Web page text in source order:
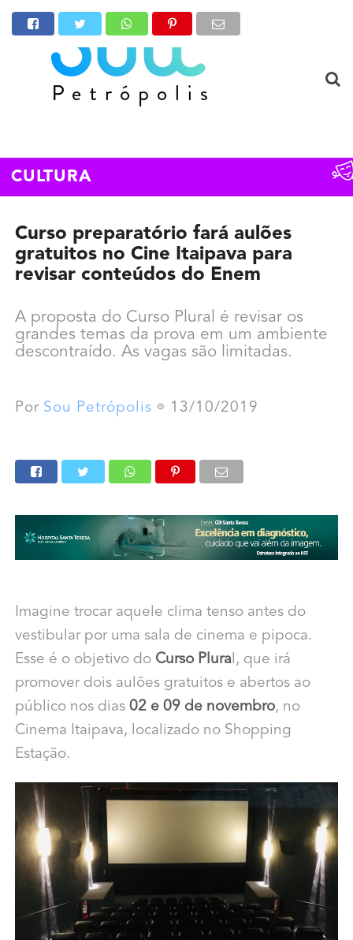
CULTURA
Curso preparatório fará aulões
gratuitos no Cine Itaipava para
revisar conteúdos do Enem
A proposta do Curso Plural é revisar os
grandes temas da prova em um ambiente
descontraído. As vagas são limitadas.
Por Sou Petrópolis 13/10/2019
Imagine trocar aquele clima tenso antes do
vestibular por uma sala de cinema e pipoca.
Esse é o objetivo do Curso Plural, que irá
promover dois aulões gratuitos e abertos ao
público nos dias 02 e 09 de novembro, no
Cinema Itaipava, localizado no Shopping
Estação.